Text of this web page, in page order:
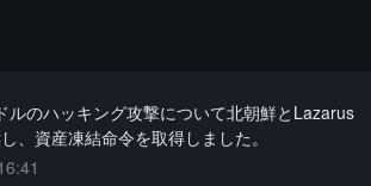
ルのハッキング攻撃について北朝鮮とLazarus
、資産凍結命令を取得しました。